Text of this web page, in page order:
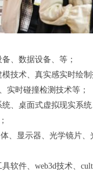
、数据设备、等；
技术、真实感实时绘
实时碰撞检测技术等；
、桌面式虚拟现实系
、显示器、光学镜片
软件、web3d技术、